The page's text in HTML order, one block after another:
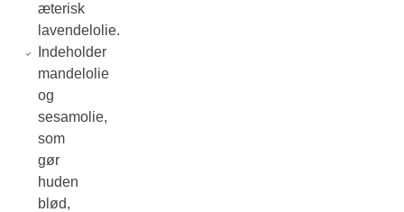
æterisk
lavendelolie.
Indeholder
mandelolie
og
sesamolie,
som
gør
huden
blød,